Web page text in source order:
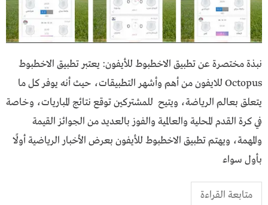
نبذة مختصرة عن تطبيق الاخطبوط للأيفون: يعتبر تطبيق الاخطبوط
Octopus للايفون من أهم وأشهر التطبيقات، حيث أنه يوفر كل ما
يتعلق بعالم الرياضة، ويتيح للمشتركين توقع نتائج المباريات، وخاصة
في كرة القدم المحلية والعالمية والفوز بالعديد من الجوائز القيمة
والمهمة، ويهتم تطبيق الاخطبوط للأيفون بعرض الأخبار الرياضية أولًا
بأول سواء
متابعة القراءة